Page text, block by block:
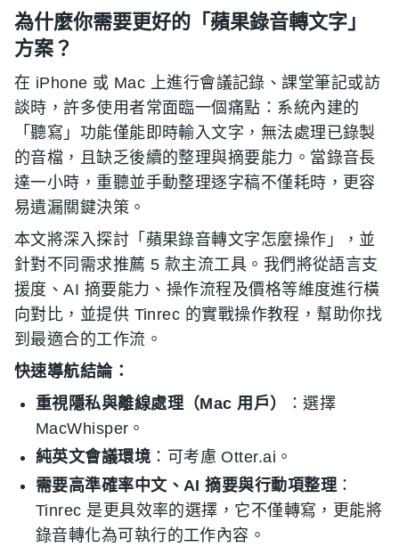
為什麼你需要更好的「蘋果錄音轉文字」
方案？
在 iPhone 或 Mac 上進行會議記錄、課堂筆記或訪
談時，許多使用者常面臨一個痛點：系統內建的
「聽寫」功能僅能即時輸入文字，無法處理已錄製
的音檔，且缺乏後續的整理與摘要能力。當錄音長
達一小時，重聽並手動整理逐字稿不僅耗時，更容
易遺漏關鍵決策。
本文將深入探討「蘋果錄音轉文字怎麼操作」，並
針對不同需求推薦 5 款主流工具。我們將從語言支
援度、AI 摘要能力、操作流程及價格等維度進行橫
向對比，並提供 Tinrec 的實戰操作教程，幫助你找
到最適合的工作流。
快速導航結論：
重視隱私與離線處理（Mac 用戶）
：選擇
MacWhisper。
純英文會議環境 ：可考慮 Otter.ai。
需要高準確率中文、AI 摘要與行動項整理：
Tinrec 是更具效率的選擇，它不僅轉寫，更能將
錄音轉化為可執行的工作內容。